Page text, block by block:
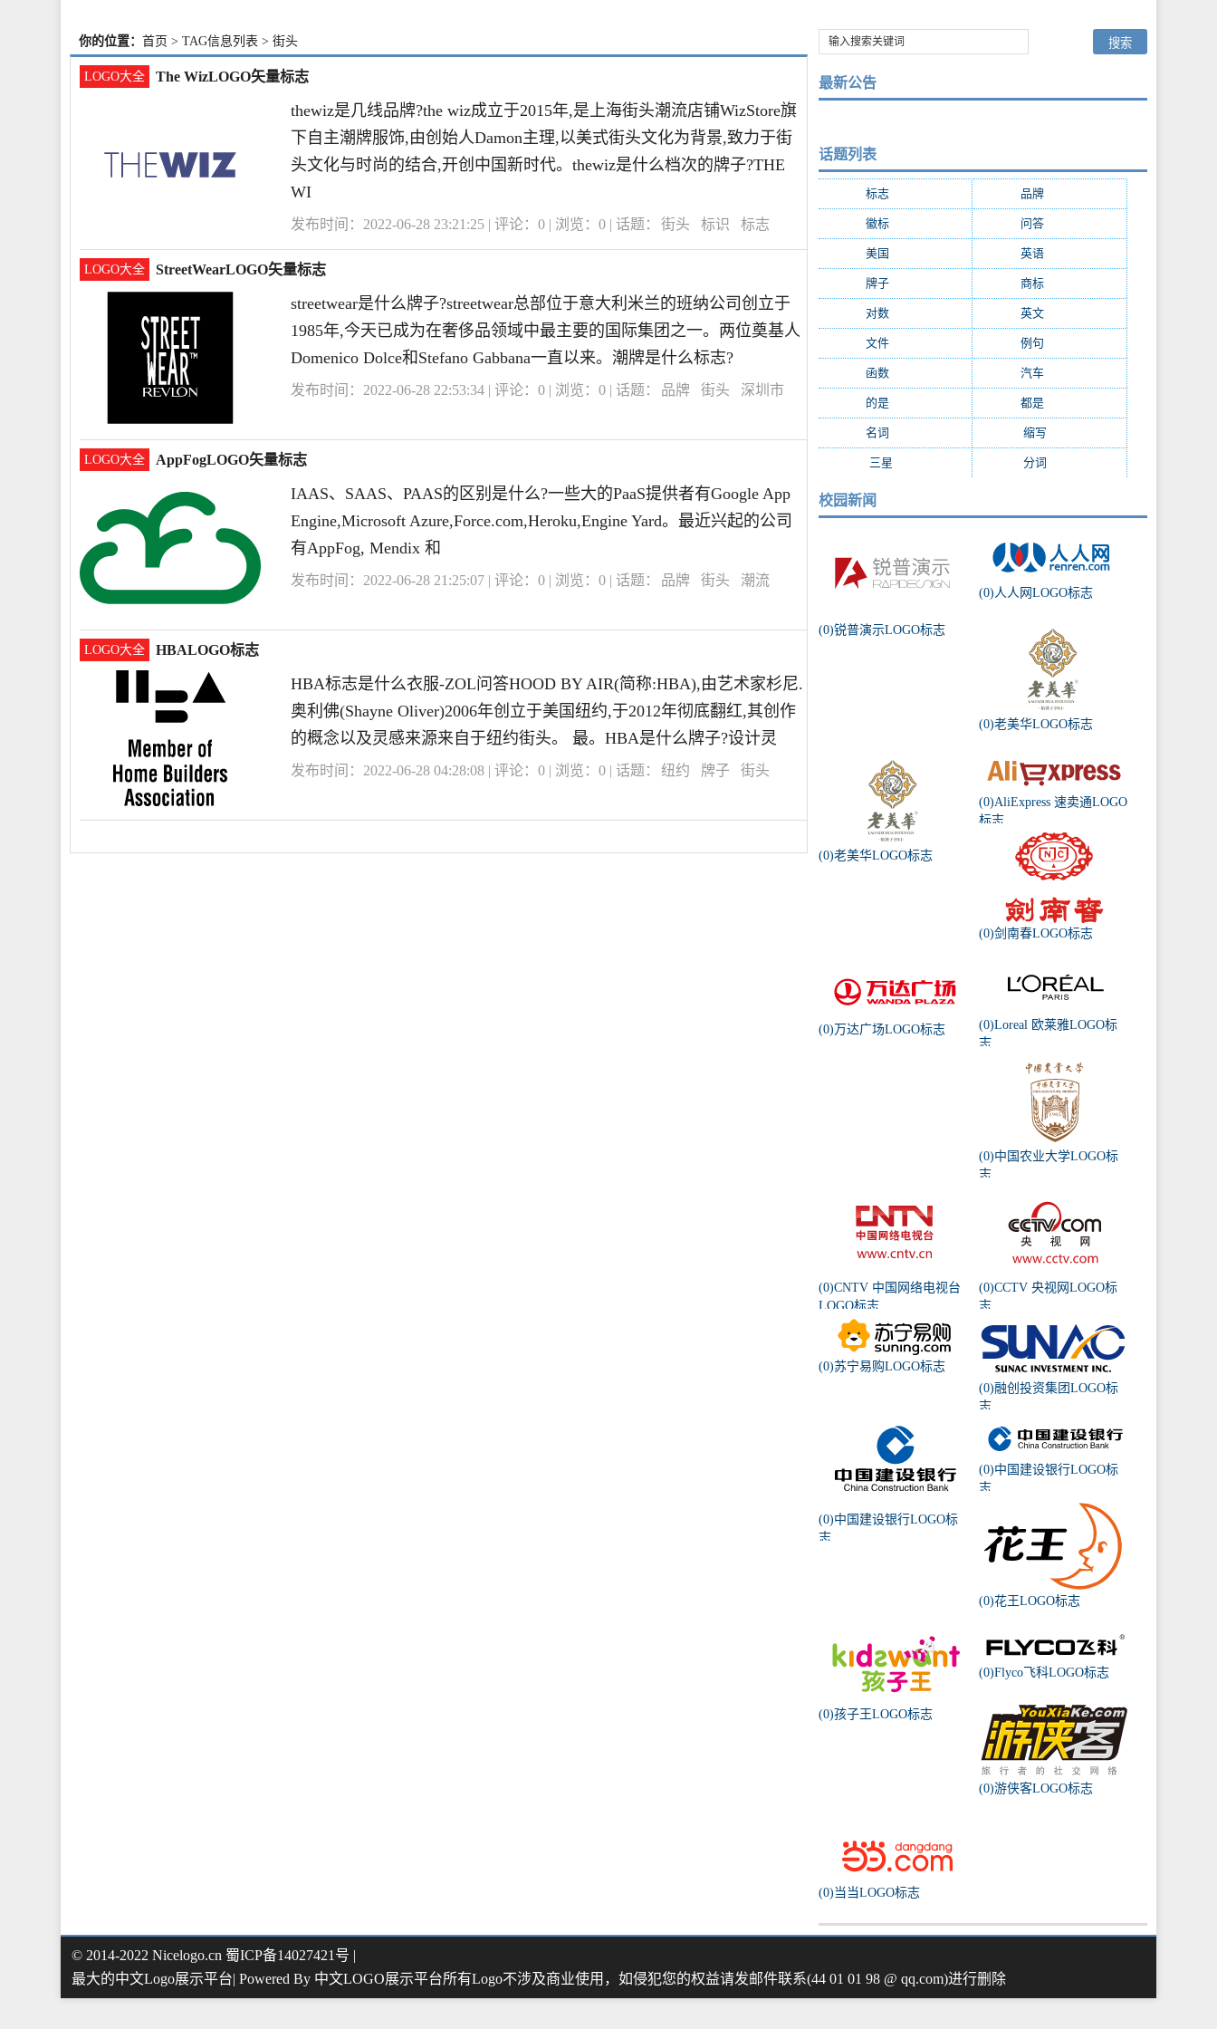
你的位置： 首页 > TAG信息列表 > 街头
LOGO大全 The WizLOGO矢量标志
thewiz是几线品牌?the wiz成立于2015年,是上海街头潮流店铺WizStore旗
下自主潮牌服饰,由创始人Damon主理,以美式街头文化为背景,致力于街
头文化与时尚的结合,开创中国新时代。thewiz是什么档次的牌子?THE
WI
发布时间：2022-06-28 23:21:25 | 评论：0 | 浏览：0 | 话题： 街头 标识 标志
LOGO大全 StreetWearLOGO矢量标志
streetwear是什么牌子?streetwear总部位于意大利米兰的班纳公司创立于
1985年,今天已成为在奢侈品领域中最主要的国际集团之一。两位奠基人
Domenico Dolce和Stefano Gabbana一直以来。潮牌是什么标志?
发布时间：2022-06-28 22:53:34 | 评论：0 | 浏览：0 | 话题： 品牌 街头 深圳市
LOGO大全 AppFogLOGO矢量标志
IAAS、SAAS、PAAS的区别是什么?一些大的PaaS提供者有Google App
Engine,Microsoft Azure,Force.com,Heroku,Engine Yard。最近兴起的公司
有AppFog, Mendix 和
发布时间：2022-06-28 21:25:07 | 评论：0 | 浏览：0 | 话题： 品牌 街头 潮流
LOGO大全 HBALOGO标志
HBA标志是什么衣服-ZOL问答HOOD BY AIR(简称:HBA),由艺术家杉尼.
奥利佛(Shayne Oliver)2006年创立于美国纽约,于2012年彻底翻红,其创作
的概念以及灵感来源来自于纽约街头。 最。HBA是什么牌子?设计灵
发布时间：2022-06-28 04:28:08 | 评论：0 | 浏览：0 | 话题： 纽约 牌子 街头
最新公告
话题列表
标志 品牌(7684)
徽标 问答(4756)
美国 英语(2362)
牌子 商标(2139)
对数 英文(2103)
文件 例句
函数 汽车(1162)
的是 都是(1077)
名词 缩写
三星 分词
校园新闻
(0)锐普演示LOGO标志
(0)人人网LOGO标志
(0)老美华LOGO标志
(0)老美华LOGO标志
(0)AliExpress 速卖通LOGO
标志
(0)剑南春LOGO标志
(0)万达广场LOGO标志
(0)Loreal 欧莱雅LOGO标
志
(0)中国农业大学LOGO标
志
(0)CNTV 中国网络电视台
LOGO标志
(0)CCTV 央视网LOGO标
志
(0)苏宁易购LOGO标志
(0)融创投资集团LOGO标
志
(0)中国建设银行LOGO标
志
(0)中国建设银行LOGO标
志
(0)花王LOGO标志
(0)孩子王LOGO标志
(0)Flyco飞科LOGO标志
(0)游侠客LOGO标志
(0)当当LOGO标志
© 2014-2022 Nicelogo.cn 蜀ICP备14027421号 |
最大的中文Logo展示平台| Powered By 中文LOGO展示平台所有Logo不涉及商业使用，如侵犯您的权益请发邮件联系(44 01 01 98 @ qq.com)进行删除